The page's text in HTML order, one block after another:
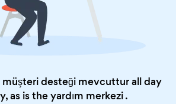
desteği mevcuttur all day
as is theyardım merkezi.